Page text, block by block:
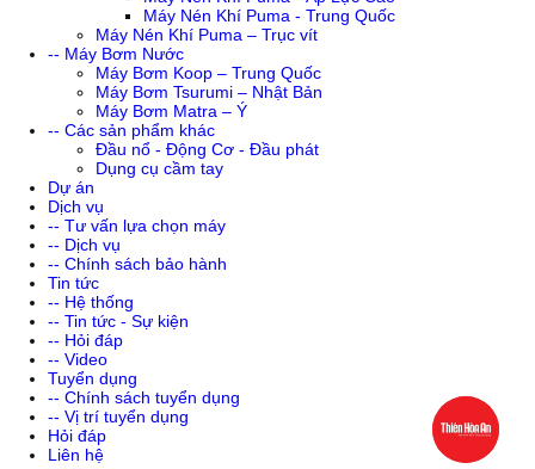
Máy Nén Khí Puma - Trung Quốc
Máy Nén Khí Puma – Trục vít
-- Máy Bơm Nước
Máy Bơm Koop – Trung Quốc
Máy Bơm Tsurumi – Nhật Bản
Máy Bơm Matra – Ý
-- Các sản phẩm khác
Đầu nổ - Động Cơ - Đầu phát
Dụng cụ cầm tay
Dự án
Dịch vụ
-- Tư vấn lựa chọn máy
-- Dịch vụ
-- Chính sách bảo hành
Tin tức
-- Hệ thống
-- Tin tức - Sự kiện
-- Hỏi đáp
-- Video
Tuyển dụng
-- Chính sách tuyển dụng
-- Vị trí tuyển dụng
Hỏi đáp
Liên hệ